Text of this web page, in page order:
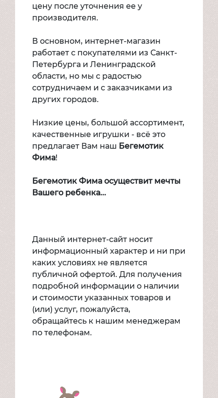
цену после уточнения ее у
производителя.
В основном, интернет-магазин
работает с покупателями из Санкт-
Петербурга и Ленинградской
области, но мы с радостью
сотрудничаем и с заказчиками из
других городов.
Низкие цены, большой ассортимент,
качественные игрушки - всё это
предлагает Вам наш Бегемотик
Фима!
Бегемотик Фима осуществит мечты
Вашего ребенка...
Данный интернет-сайт носит
информационный характер и ни при
каких условиях не является
публичной офертой. Для получения
подробной информации о наличии
и стоимости указанных товаров и
(или) услуг, пожалуйста,
обращайтесь к нашим менеджерам
по телефонам.